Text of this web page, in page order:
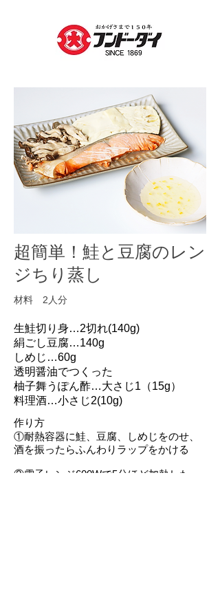
超簡単！鮭と豆腐のレン
ジちり蒸し
材料 2人分
生鮭切り身…2切れ(140g)
絹ごし豆腐…140g
しめじ…60g
透明醤油でつくった
柚子舞うぽん酢…大さじ1（15g）
料理酒…小さじ2(10g)
作り方
①耐熱容器に鮭、豆腐、しめじをのせ、
酒を振ったらふんわりラップをかける
②電子レンジ600Wで5分ほど加熱した